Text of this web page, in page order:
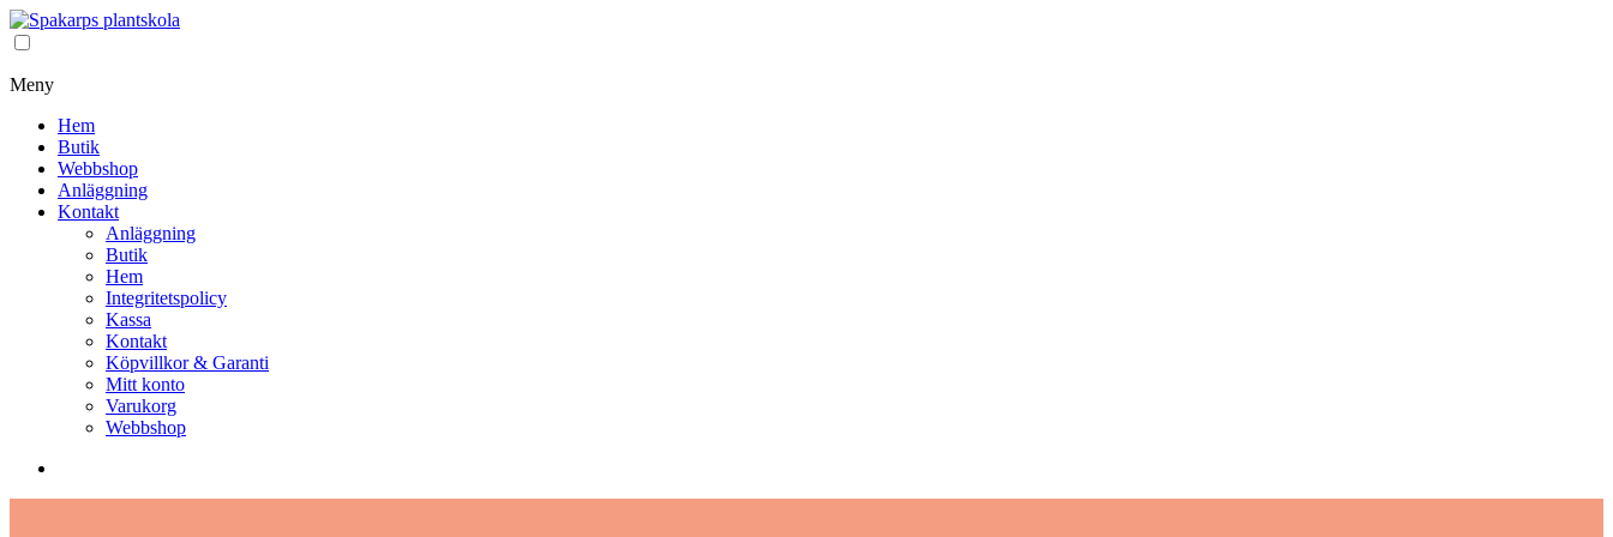
Meny
Hem
Butik
Webbshop
Anläggning
Kontakt
Anläggning
Butik
Hem
Integritetspolicy
Kassa
Kontakt
Köpvillkor & Garanti
Mitt konto
Varukorg
Webbshop